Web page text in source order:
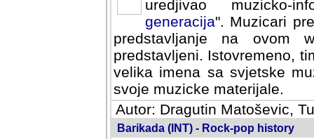
uredjivao muzicko-
Muzicari predstavljeni u
na ovom web portalu
Istovremeno, tim nacinom
sa svjetske muzicke scene
materijale.
Autor: Dragutin Matoševic,
Barikada (INT) - Rock-pop history